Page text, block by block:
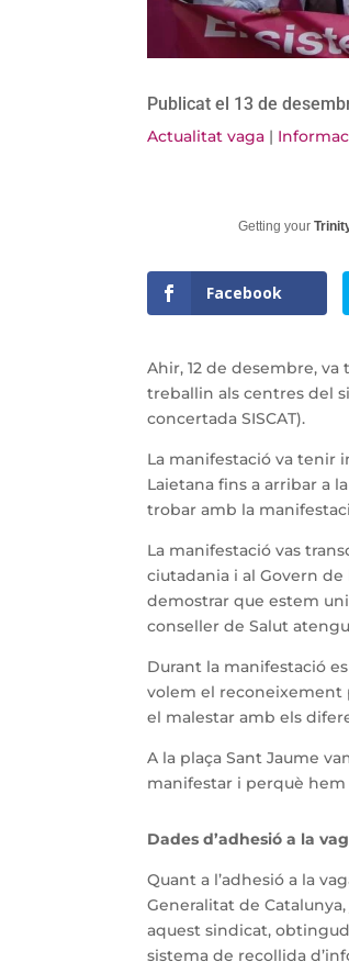
Publicat el 13 de
Actualitat vaga |
Getting your
Facebook
Ahir, 12 de desembre,
treballin als centres del
concertada SISCAT).
La manifestació va tenir
Laietana fins a arribar a
trobar amb la
La manifestació vas
ciutadania i al Govern
demostrar que estem
conseller de Salut
Durant la manifestació
volem el reconeixement
el malestar amb els
A la plaça Sant Jaume
manifestar i perquè hem
Dades d’adhesió a la
Quant a l’adhesió a la
Generalitat de
aquest sindicat,
sistema de recollida